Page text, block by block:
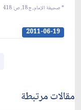
* صحيفة الإمام، ج‏18، ص: 418
2011-06-19
مقالات مرتبطة